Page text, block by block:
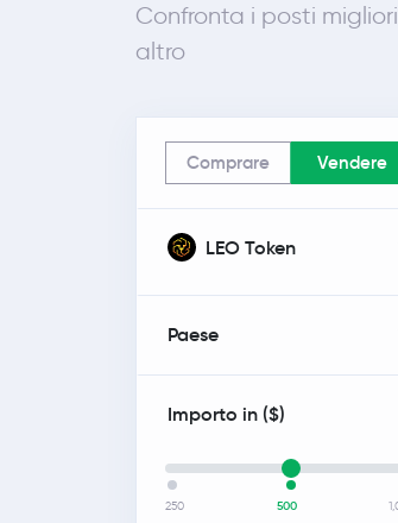
Confronta i posti
altro
Comprare Vendere
LEO Token
Paese
Importo in ($)
250 500